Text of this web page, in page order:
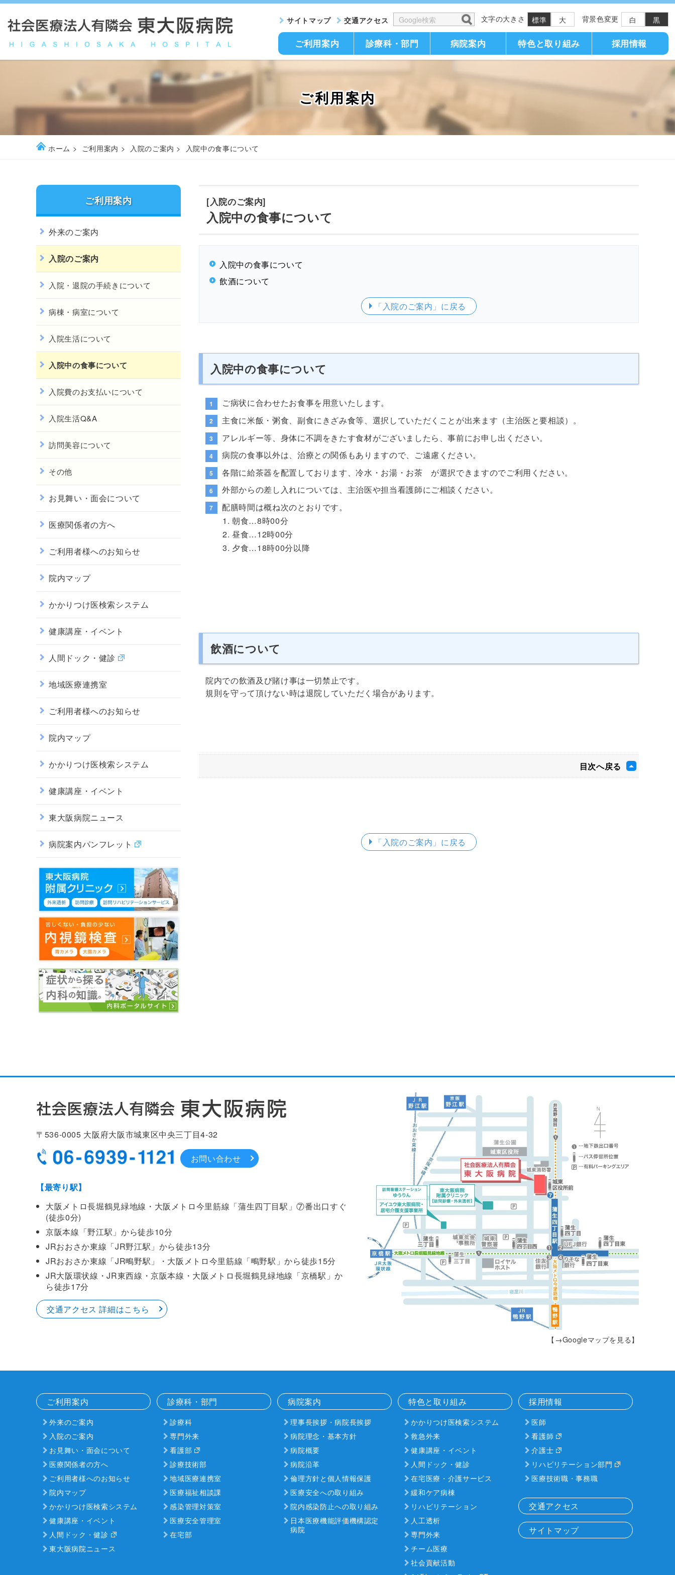
サイトマップ 交通アクセス 文字の大きさ 標準 大 背景色変更 白 黒
ご利用案内 診療科・部門 病院案内 特色と取り組み 採用情報
ご利用案内
ホーム ご利用案内 入院のご案内 入院中の食事について
[入院のご案内]
入院中の食事について
入院中の食事について
飲酒について
「入院のご案内」 に戻る
入院中の食事について
ご病状に合わせたお食事を用意いたします。
主食に米飯・粥食、副食にきざみ食等、選択していただくことが出来ます（主治医と要相談）。
アレルギー等、身体に不調をきたす食材がございましたら、事前にお申し出ください。
病院の食事以外は、治療との関係もありますので、ご遠慮ください。
各階に給茶器を配置しております、冷水・お湯・お茶 が選択できますのでご利用ください。
外部からの差し入れについては、主治医や担当看護師にご相談ください。
配膳時間は概ね次のとおりです。
朝食…8時00分
昼食…12時00分
夕食…18時00分以降
飲酒について
院内での飲酒及び賭け事は一切禁止です。
規則を守って頂けない時は退院していただく場合があります。
目次へ戻る
「入院のご案内」 に戻る
ご利用案内
外来のご案内
入院のご案内
入院・退院の手続きについて
病棟・病室について
入院生活について
入院中の食事について
入院費のお支払いについて
入院生活Q&A
訪問美容について
その他
お見舞い・面会について
医療関係者の方へ
ご利用者様へのお知らせ
院内マップ
かかりつけ医検索システム
健康講座・イベント
人間ドック・健診
地域医療連携室
ご利用者様へのお知らせ
院内マップ
かかりつけ医検索システム
健康講座・イベント
東大阪病院ニュース
病院案内パンフレット
〒536-0005 大阪府大阪市城東区中央三丁目4-32
お問い合わせ
【最寄り駅】
大阪メトロ長堀鶴見緑地線・大阪メトロ今里筋線「蒲生四丁目駅」⑦番出口すぐ
(徒歩0分)
京阪本線「野江駅」から徒歩10分
JRおおさか東線「JR野江駅」から徒歩13分
JRおおさか東線「JR鴫野駅」・大阪メトロ今里筋線「鴫野駅」から徒歩15分
JR大阪環状線・JR東西線・京阪本線・大阪メトロ長堀鶴見緑地線「京橋駅」か
ら徒歩17分
交通アクセス 詳細はこちら
【→Googleマップを見る】
ご利用案内
外来のご案内
入院のご案内
お見舞い・面会について
医療関係者の方へ
ご利用者様へのお知らせ
院内マップ
かかりつけ医検索システム
健康講座・イベント
人間ドック・健診
東大阪病院ニュース
診療科・部門
診療科
専門外来
看護部
診療技術部
地域医療連携室
医療福祉相談課
感染管理対策室
医療安全管理室
在宅部
病院案内
理事長挨拶・病院長挨拶
病院理念・基本方針
病院概要
病院沿革
倫理方針と個人情報保護
医療安全への取り組み
院内感染防止への取り組み
日本医療機能評価機構認定
病院
特色と取り組み
かかりつけ医検索システム
救急外来
健康講座・イベント
人間ドック・健診
在宅医療・介護サービス
緩和ケア病棟
リハビリテーション
人工透析
専門外来
チーム医療
社会貢献活動
採用情報
医師
看護師
介護士
リハビリテーション部門
医療技術職・事務職
交通アクセス
サイトマップ